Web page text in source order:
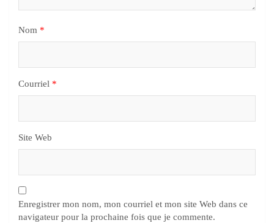
Nom *
Courriel *
Site Web
Enregistrer mon nom, mon courriel et mon site Web dans ce
navigateur pour la prochaine fois que je commente.